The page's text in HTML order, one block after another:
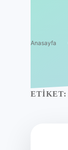
Anasayfa
ETIKET: